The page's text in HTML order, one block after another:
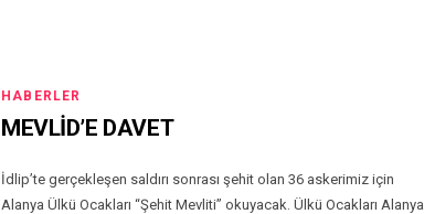
HABERLER
MEVLİD’E DAVET
İdlip’te gerçekleşen saldırı sonrası şehit olan 36 askerimiz için
Alanya Ülkü Ocakları “Şehit Mevliti” okuyacak. Ülkü Ocakları Alanya